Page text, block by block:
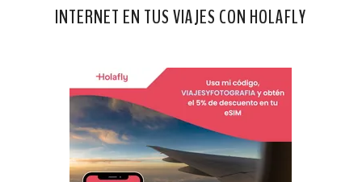
INTERNET EN TUS VIAJES CON HOLAFLY